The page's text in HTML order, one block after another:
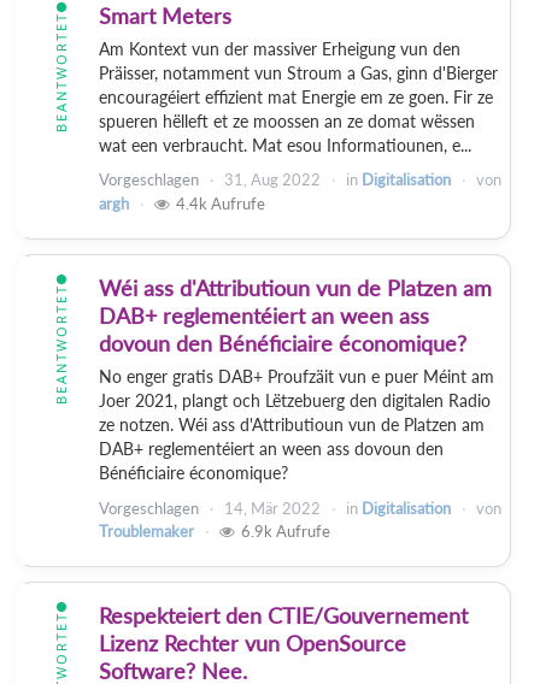
BEANTWORTET Smart Meters
Am Kontext vun der massiver Erheigung vun den
Präisser, notamment vun Stroum a Gas, ginn d'Bierger
encouragéiert effizient mat Energie em ze goen. Fir ze
spueren hëlleft et ze moossen an ze domat wëssen
wat een verbraucht. Mat esou Informatiounen, e...
Vorgeschlagen 31, Aug 2022 in Digitalisation
von
argh
4.4k Aufrufe
BEANTWORTET
Wéi ass d'Attributioun vun de Platzen am
DAB+ reglementéiert an ween ass
dovoun den Bénéficiaire économique?
No enger gratis DAB+ Proufzäit vun e puer Méint am
Joer 2021, plangt och Lëtzebuerg den digitalen Radio
ze notzen. Wéi ass d'Attributioun vun de Platzen am
DAB+ reglementéiert an ween ass dovoun den
Bénéficiaire économique?
Vorgeschlagen 14, Mär 2022 in Digitalisation
von
Troublemaker
6.9k Aufrufe
Respekteiert den CTIE/Gouvernement
Lizenz Rechter vun OpenSource
Software? Nee.